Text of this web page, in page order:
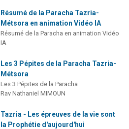
Résumé de la Paracha Tazria-
Métsora en animation Vidéo IA
Résumé de la Paracha en animation Vidéo
IA
Les 3 Pépites de la Paracha Tazria-
Métsora
Les 3 Pépites de la Paracha
Rav Nathaniel MIMOUN
Tazria - Les épreuves de la vie sont
la Prophétie d'aujourd'hui